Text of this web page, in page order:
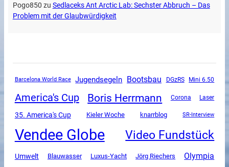
Pogo850 zu Sedlaceks Ant Arctic Lab: Sechster Abbruch – Das
Problem mit der Glaubwürdigkeit
Barcelona World Race Jugendsegeln Bootsbau DGzRS Mini 6.50
America's Cup Boris Herrmann Corona Laser
35. America's Cup Kieler Woche knarrblog SR-Interview
Vendee Globe Video Fundstück
Umwelt Blauwasser Luxus-Yacht Jörg Riechers Olympia